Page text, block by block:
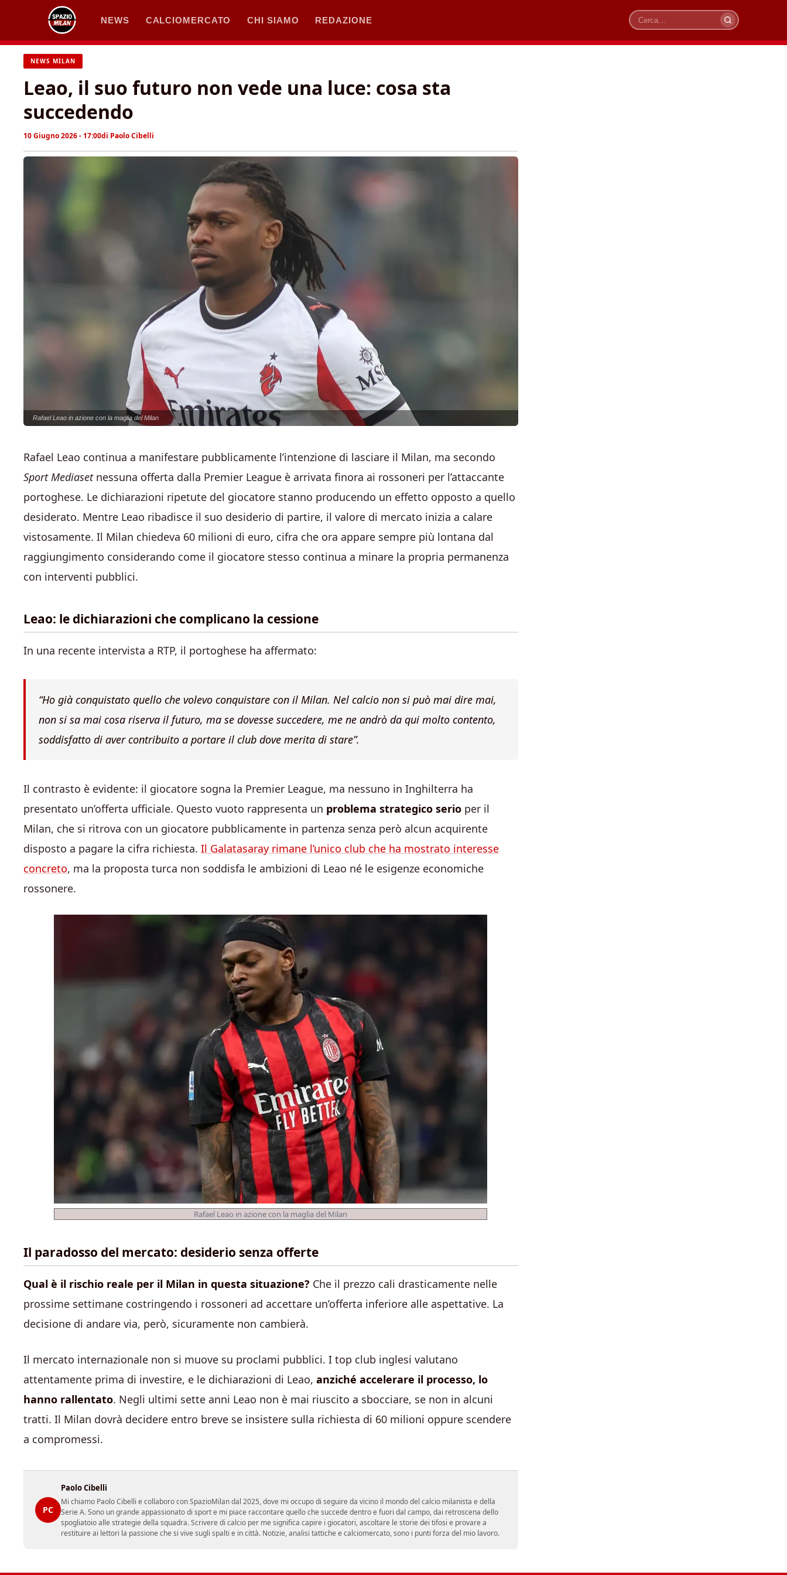
contenuto
NEWS CALCIOMERCATO CHI SIAMO REDAZIONE
Cerca
NEWS MILAN
Leao, il suo futuro non vede una luce: cosa sta
succedendo
10 Giugno 2026 - 17:00di Paolo Cibelli
Rafael Leao in azione con la maglia del Milan
Rafael Leao continua a manifestare pubblicamente l’intenzione di lasciare il Milan, ma secondo
Sport Mediasetnessuna offerta dalla Premier League è arrivata finora ai rossoneri per l’attaccante
portoghese. Le dichiarazioni ripetute del giocatore stanno producendo un effetto opposto a quello
desiderato. Mentre Leao ribadisce il suo desiderio di partire, il valore di mercato inizia a calare
vistosamente. Il Milan chiedeva 60 milioni di euro, cifra che ora appare sempre più lontana dal
raggiungimento considerando come il giocatore stesso continua a minare la propria permanenza
con interventi pubblici.
Leao: le dichiarazioni che complicano la cessione
In una recente intervista a RTP, il portoghese ha affermato:
“Ho già conquistato quello che volevo conquistare con il Milan. Nel calcio non si può mai dire mai,
non si sa mai cosa riserva il futuro, ma se dovesse succedere, me ne andrò da qui molto contento,
soddisfatto di aver contribuito a portare il club dove merita di stare”.
Il contrasto è evidente: il giocatore sogna la Premier League, ma nessuno in Inghilterra ha
presentato un’offerta ufficiale. Questo vuoto rappresenta un problema strategico serio per il
Milan, che si ritrova con un giocatore pubblicamente in partenza senza però alcun acquirente
disposto a pagare la cifra richiesta. Il Galatasaray rimane l’unico club che ha mostrato interesse
concreto, ma la proposta turca non soddisfa le ambizioni di Leao né le esigenze economiche
rossonere.
Rafael Leao in azione con la maglia del Milan
Il paradosso del mercato: desiderio senza offerte
Qual è il rischio reale per il Milan in questa situazione? Che il prezzo cali drasticamente nelle
prossime settimane costringendo i rossoneri ad accettare un’offerta inferiore alle aspettative. La
decisione di andare via, però, sicuramente non cambierà.
Il mercato internazionale non si muove su proclami pubblici. I top club inglesi valutano
attentamente prima di investire, e le dichiarazioni di Leao, anziché accelerare il processo, lo
hanno rallentato. Negli ultimi sette anni Leao non è mai riuscito a sbocciare, se non in alcuni
tratti. Il Milan dovrà decidere entro breve se insistere sulla richiesta di 60 milioni oppure scendere
a compromessi.
PC
Paolo Cibelli
Mi chiamo Paolo Cibelli e collaboro con SpazioMilan dal 2025, dove mi occupo di seguire da vicino il mondo del calcio milanista e della
Serie A. Sono un grande appassionato di sport e mi piace raccontare quello che succede dentro e fuori dal campo, dai retroscena dello
spogliatoio alle strategie della squadra. Scrivere di calcio per me significa capire i giocatori, ascoltare le storie dei tifosi e provare a
restituire ai lettori la passione che si vive sugli spalti e in città. Notizie, analisi tattiche e calciomercato, sono i punti forza del mio lavoro.